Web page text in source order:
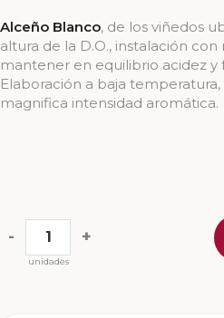
Alceño Blanco, de los viñedos
altura de la D.O., instalación
mantener en equilibrio acidez y
Elaboración a baja
magnifica intensidad aromática.
-
unidades
+